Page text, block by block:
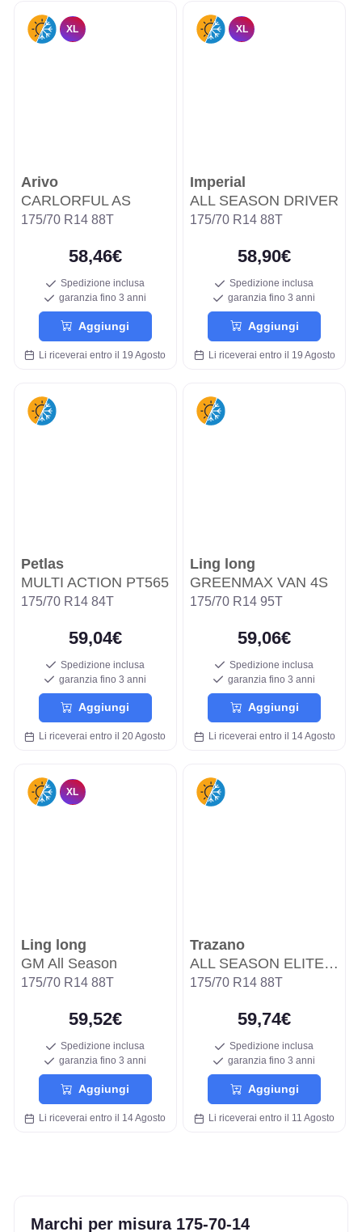
XL
Arivo
CARLORFUL AS
175/70 R14 88T
58,46€
Spedizione inclusa
garanzia fino 3 anni
Aggiungi
Li riceverai entro il 19 Agosto
XL
Imperial
ALL SEASON DRIVER
175/70 R14 88T
58,90€
Spedizione inclusa
garanzia fino 3 anni
Aggiungi
Li riceverai entro il 19 Agosto
Petlas
MULTI ACTION PT565
175/70 R14 84T
59,04€
Spedizione inclusa
garanzia fino 3 anni
Aggiungi
Li riceverai entro il 20 Agosto
Ling long
GREENMAX VAN 4S
175/70 R14 95T
59,06€
Spedizione inclusa
garanzia fino 3 anni
Aggiungi
Li riceverai entro il 14 Agosto
XL
Ling long
GM All Season
175/70 R14 88T
59,52€
Spedizione inclusa
garanzia fino 3 anni
Aggiungi
Li riceverai entro il 14 Agosto
Trazano
ALL SEASON ELITE Z-401
175/70 R14 88T
59,74€
Spedizione inclusa
garanzia fino 3 anni
Aggiungi
Li riceverai entro il 11 Agosto
Marchi per misura 175-70-14